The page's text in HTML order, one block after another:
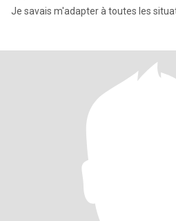
Je savais m'adapter à toutes les